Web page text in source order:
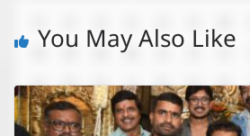
You May Also Like